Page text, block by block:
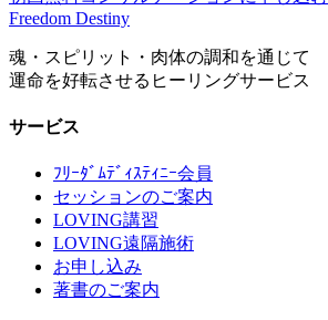
Freedom Destiny
魂・スピリット・肉体の調和を通じて
運命を好転させるヒーリングサービス
サービス
ﾌﾘｰﾀﾞﾑﾃﾞｨｽﾃｨﾆｰ会員
セッションのご案内
LOVING講習
LOVING遠隔施術
お申し込み
著書のご案内